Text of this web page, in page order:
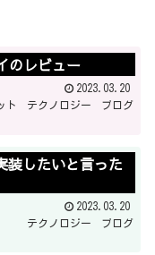
のレビュー
2023.03.20
ト
テクノロジー ブログ
装したいと言った
2023.03.20
テクノロジー
ブログ